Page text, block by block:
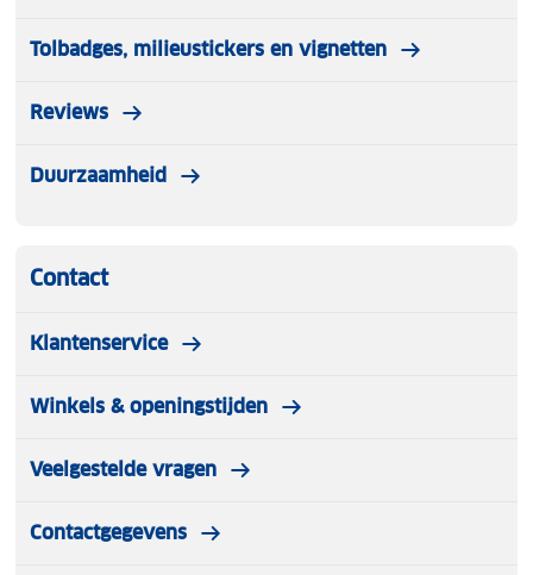
Tolbadges, milieustickers en vignetten
Reviews
Duurzaamheid
Contact
Klantenservice
Winkels & openingstijden
Veelgestelde vragen
Contactgegevens